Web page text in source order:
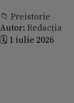
📁 Preistorie
Autor: Redacția
🗓️ 1 iulie 2026